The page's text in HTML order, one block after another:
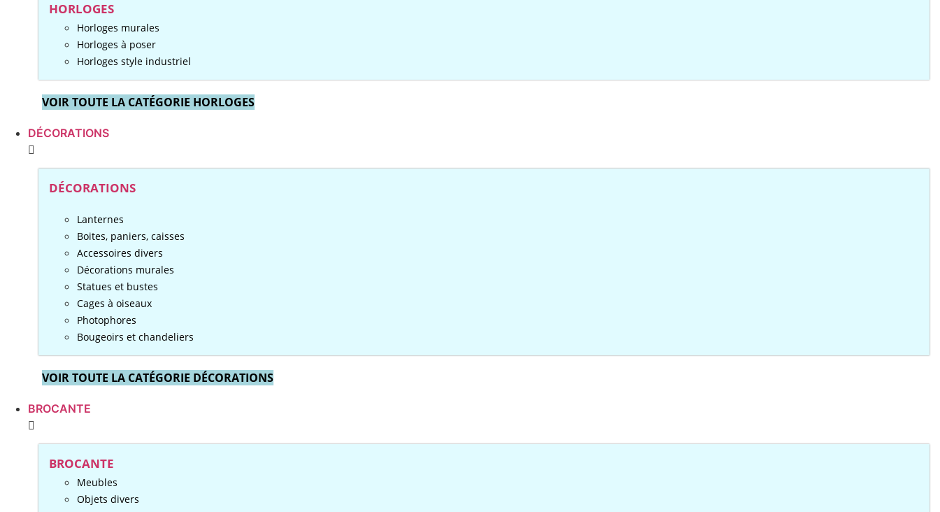
HORLOGES
Horloges murales
Horloges à poser
Horloges style industriel
VOIR TOUTE LA CATÉGORIE HORLOGES
DÉCORATIONS
DÉCORATIONS
Lanternes
Boites, paniers, caisses
Accessoires divers
Décorations murales
Statues et bustes
Cages à oiseaux
Photophores
Bougeoirs et chandeliers
VOIR TOUTE LA CATÉGORIE DÉCORATIONS
BROCANTE
BROCANTE
Meubles
Objets divers